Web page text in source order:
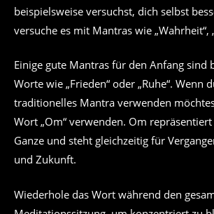
beispielsweise versuchst, dich selbst
versuche es mit Mantras wie „Wahrheit“,
Einige gute Mantras für den Anfang sind
Worte wie „Frieden“ oder „Ruhe“. Wenn
traditionelles Mantra verwenden
Wort „Om“ verwenden. Om
Ganze und steht gleichzeitig für
und Zukunft.
Wiederhole das Wort während den